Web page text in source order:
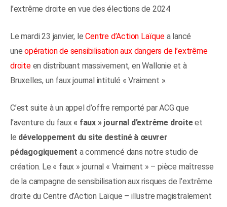
l’extrême droite en vue des élections de 2024
Le mardi 23 janvier, leCentre d’Action Laïquea lancé
uneopération de sensibilisation aux dangers de l’extrême
droiteen distribuant massivement, en Wallonie et à
Bruxelles, un faux journal intitulé « Vraiment ».
C’est suite à un appel d’offre remporté par ACG que
l’aventure du faux« faux » journal d’extrême droiteet
le développement du site destiné à œuvrer
pédagogiquement a commencé dans notre studio de
création. Le « faux » journal « Vraiment » – pièce maîtresse
de la campagne de sensibilisation aux risques de l’extrême
droite du Centre d’Action Laïque – illustre magistralement